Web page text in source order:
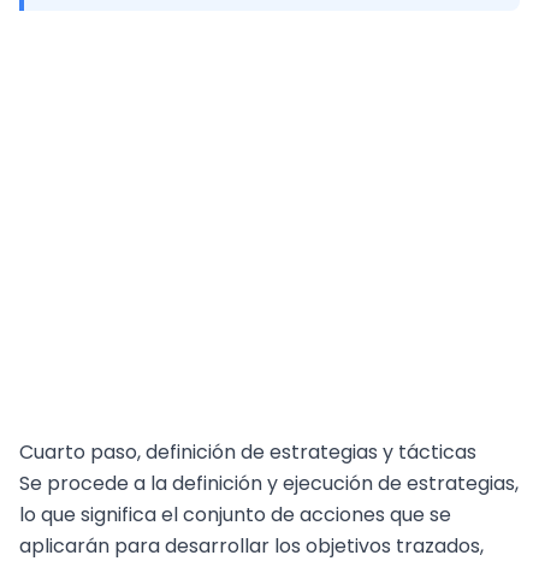
Cuarto paso, definición de estrategias y tácticas
Se procede a la definición y ejecución de estrategias,
lo que significa el conjunto de acciones que se
aplicarán para desarrollar los objetivos trazados,